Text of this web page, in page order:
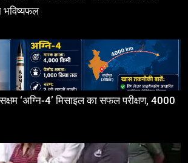
‘अग्नि-4’ मिसाइल का सफल परीक्षण, 4000